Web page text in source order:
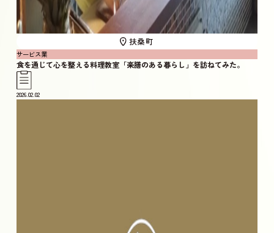
扶桑町
サービス業
食を通じて心を整える料理教室「楽膳のある暮らし」を訪ねてみた。
2026.02.02